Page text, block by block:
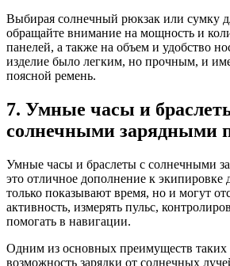
Выбирая солнечный рюкзак или сумку
обращайте внимание на мощность и
панелей, а также на объем и удобство
изделие было легким, но прочным, и
поясной ремень.
7. Умные часы и
солнечными зарядными
Умные часы и браслеты с солнечными
это отличное дополнение к
только показывают время, но и могут
активность, измерять пульс,
помогать в навигации.
Одним из основных преимуществ таких
возможность зарядки от солнечных